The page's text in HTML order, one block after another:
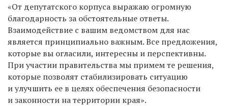
«От депутатского корпуса выражаю огромную
благодарность за обстоятельные ответы.
Взаимодействие с вашим ведомством для нас
является принципиально важным. Все предложения,
которые вы огласили, интересны и перспективны.
При участии правительства мы примем те решения,
которые позволят стабилизировать ситуацию
и улучшить ее в целях обеспечения безопасности
и законности на территории края».